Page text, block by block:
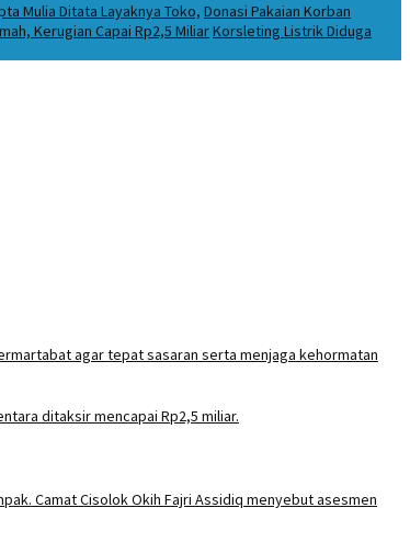
Mulia Ditata Layaknya Toko, Donasi Pakaian Korban
Kerugian Capai Rp2,5 MiliarKorsleting Listrik Diduga